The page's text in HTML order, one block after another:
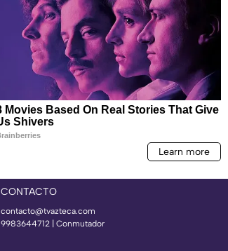
CONTACTO
contacto@tvazteca.com
9983644712 | Conmutador